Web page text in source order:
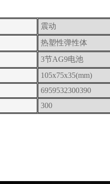
震动
热塑性弹性体
3节AG9电池
105x75x35(mm)
6959532300390
300